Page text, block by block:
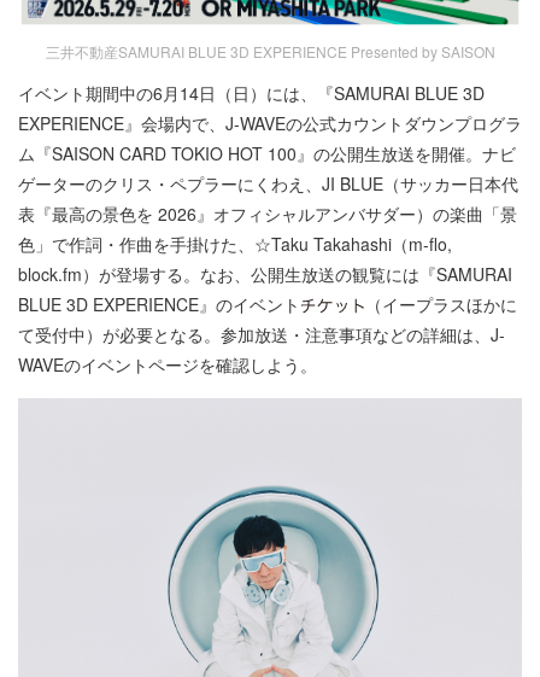
三井不動産SAMURAI BLUE 3D EXPERIENCE Presented by SAISON
イベント期間中の6月14日（日）には、『SAMURAI BLUE 3D
EXPERIENCE』会場内で、J-WAVEの公式カウントダウンプログラ
ム『SAISON CARD TOKIO HOT 100』の公開生放送を開催。ナビ
ゲーターのクリス・ペプラーにくわえ、JI BLUE（サッカー日本代
表『最高の景色を 2026』オフィシャルアンバサダー）の楽曲「景
色」で作詞・作曲を手掛けた、☆Taku Takahashi（m-flo,
block.fm）が登場する。なお、公開生放送の観覧には『SAMURAI
BLUE 3D EXPERIENCE』のイベント
（イープラスほかに
て受付中）が必要となる。参加放送・注意事項などの詳細は、J-
WAVEのイベントページを確認しよう。